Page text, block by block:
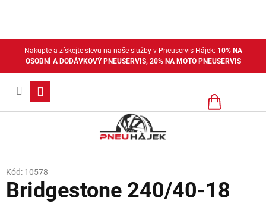
Nakupte a získejte slevu na naše služby v Pneuservis Hájek: 10% NA
OSOBNÍ A DODÁVKOVÝ PNEUSERVIS, 20% NA MOTO PNEUSERVIS
Nákupní
Bridgestone 240/40-18
Kód: 10578